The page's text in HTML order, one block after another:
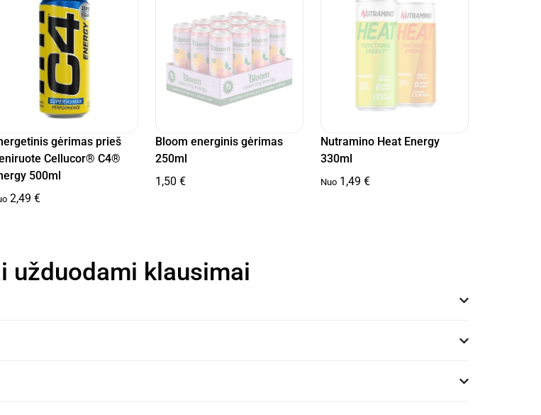
gėrimas prieš
Cellucor® C4®
500ml
2,49 €
Bloom energinis gėrimas
250ml
1,50€
Nutramino Heat Energy
330ml
Nuo 1,49€
užduodami klausimai